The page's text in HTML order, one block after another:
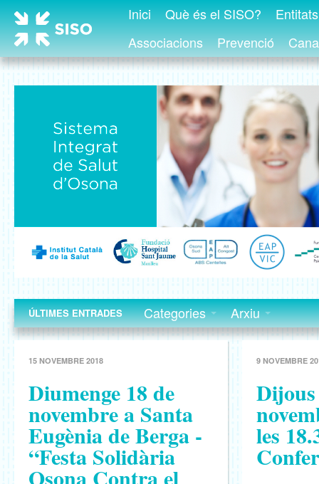
Inici Què és el SISO?
Associacions
Prevenció
ÚLTIMES ENTRADES Categories Arxiu
15 NOVEMBRE 2018
Diumenge 18 de
novembre a Santa
Eugènia de Berga -
“Festa Solidària
Osona Contra el
9 NOVEMBRE
les